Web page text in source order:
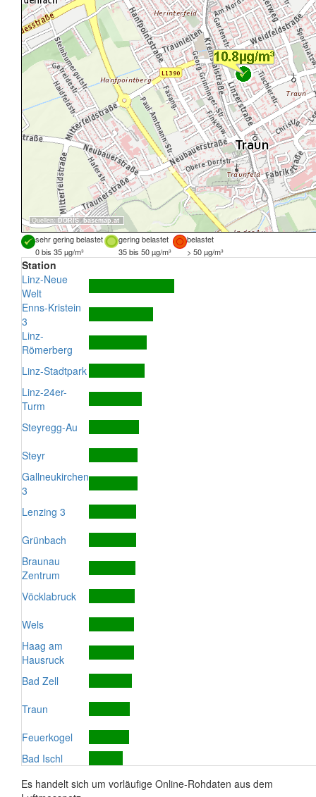
Quellen: DORIS, basemap.at
sehr gering belastet gering belastet
belastet
0 bis 35 µg/m³
35 bis 50 µg/m³ > 50 µg/m³
Station
Linz-Neue
Welt
Enns-Kristein
3
Linz-
Römerberg
Linz-Stadtpark
Linz-24er-
Turm
Steyregg-Au
Steyr
Gallneukirchen
3
Lenzing 3
Grünbach
Braunau
Zentrum
Vöcklabruck
Wels
Haag am
Hausruck
Bad Zell
Traun
Feuerkogel
Bad Ischl
Es handelt sich um vorläufige Online-Rohdaten aus dem